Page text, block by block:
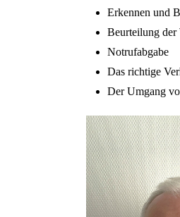
Erkennen und
Beurteilung
Notrufabgabe
Das richtige
Der Umgang